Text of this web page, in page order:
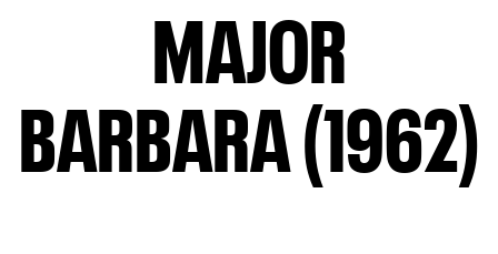
MAJOR
BARBARA (1962)